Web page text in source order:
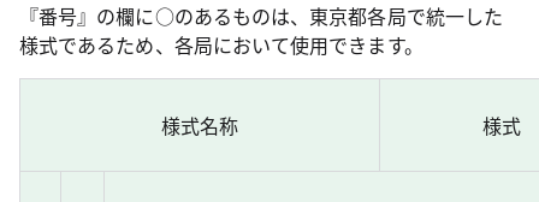
『番号』の欄に○のあるものは、東京都各局で統一した
様式であるため、各局において使用できます。
様式名称 様式